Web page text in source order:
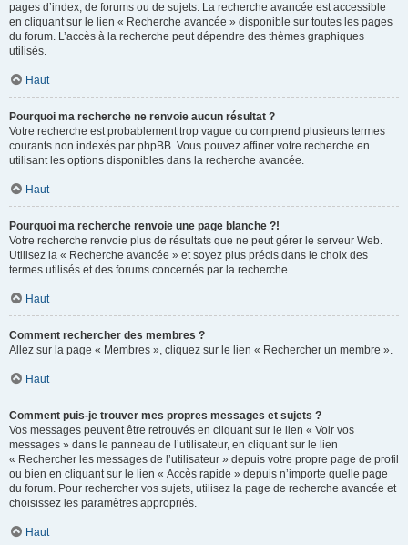
pages d’index, de forums ou de sujets. La recherche avancée est accessible
en cliquant sur le lien « Recherche avancée » disponible sur toutes les pages
du forum. L’accès à la recherche peut dépendre des thèmes graphiques
utilisés.
Haut
Pourquoi ma recherche ne renvoie aucun résultat ?
Votre recherche est probablement trop vague ou comprend plusieurs termes
courants non indexés par phpBB. Vous pouvez affiner votre recherche en
utilisant les options disponibles dans la recherche avancée.
Haut
Pourquoi ma recherche renvoie une page blanche ?!
Votre recherche renvoie plus de résultats que ne peut gérer le serveur Web.
Utilisez la « Recherche avancée » et soyez plus précis dans le choix des
termes utilisés et des forums concernés par la recherche.
Haut
Comment rechercher des membres ?
Allez sur la page « Membres », cliquez sur le lien « Rechercher un membre ».
Haut
Comment puis-je trouver mes propres messages et sujets ?
Vos messages peuvent être retrouvés en cliquant sur le lien « Voir vos
messages » dans le panneau de l’utilisateur, en cliquant sur le lien
« Rechercher les messages de l’utilisateur » depuis votre propre page de profil
ou bien en cliquant sur le lien « Accès rapide » depuis n’importe quelle page
du forum. Pour rechercher vos sujets, utilisez la page de recherche avancée et
choisissez les paramètres appropriés.
Haut